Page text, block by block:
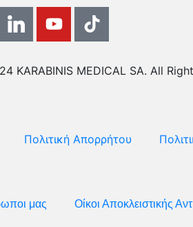
KARABINIS MEDICAL SA. All
Πολιτική Απορρήτου
μας Οίκοι Αποκλειστικής